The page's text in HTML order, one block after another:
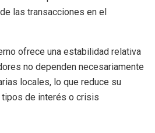
las transacciones en el
ofrece una estabilidad relativa
no dependen necesariamente
locales, lo que reduce su
de interés o crisis